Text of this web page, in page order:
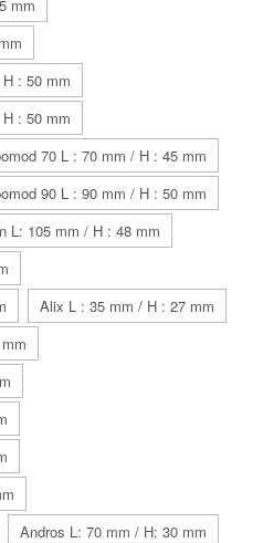
mm
: 50 mm
: 50 mm
70 L : 70 mm / H : 45 mm
90 L : 90 mm / H : 50 mm
L: 105 mm / H : 48 mm
Alix L : 35 mm / H : 27 mm
Andros L: 70 mm / H: 30 mm